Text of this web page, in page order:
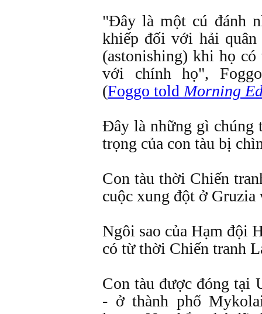
"Đây là một cú đánh
khiếp đối với hải quân
(astonishing) khi họ có
với chính họ",
(Foggo told Morning
Đây là những gì chúng
trọng của con tàu bị
Con tàu thời Chiến
cuộc xung đột ở Gruzia
Ngôi sao của Hạm đội
có từ thời Chiến tranh
Con tàu được đóng tại
- ở thành phố